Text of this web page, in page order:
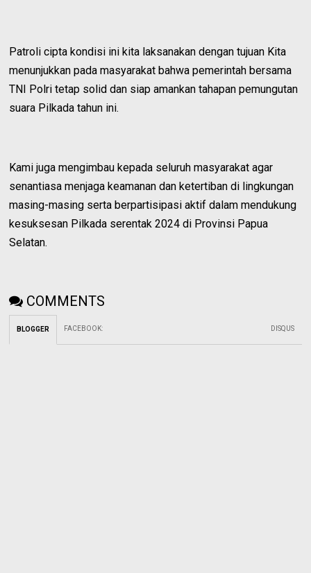
Patroli cipta kondisi ini kita laksanakan dengan tujuan Kita
menunjukkan pada masyarakat bahwa pemerintah bersama
TNI Polri tetap solid dan siap amankan tahapan pemungutan
suara Pilkada tahun ini.
Kami juga mengimbau kepada seluruh masyarakat agar
senantiasa menjaga keamanan dan ketertiban di lingkungan
masing-masing serta berpartisipasi aktif dalam mendukung
kesuksesan Pilkada serentak 2024 di Provinsi Papua
Selatan.
COMMENTS
BLOGGER FACEBOOK: DISQUS